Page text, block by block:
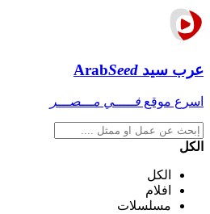
عرب سيد ArabSeed
اسرع موقع فـــــي مـــصـــر
الكل
الكل
افلام
مسلسلات